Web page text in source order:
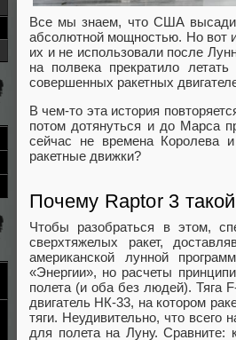
Все мы знаем, что США
абсолютной мощностью. Но вот
их и не использовали после
на полвека прекратило
совершенных ракетных
В чем-то эта история
потом дотянуться и до Марса
сейчас не времена Королева
ракетные движки?
Почему Raptor 3
Чтобы разобраться в этом,
сверхтяжелых ракет,
американской лунной
«Энергии», но расчеты
полета (и оба без людей). Тяга
двигатель НК-33, на котором
тяги. Неудивительно, что
для полета на Луну. Сравните: